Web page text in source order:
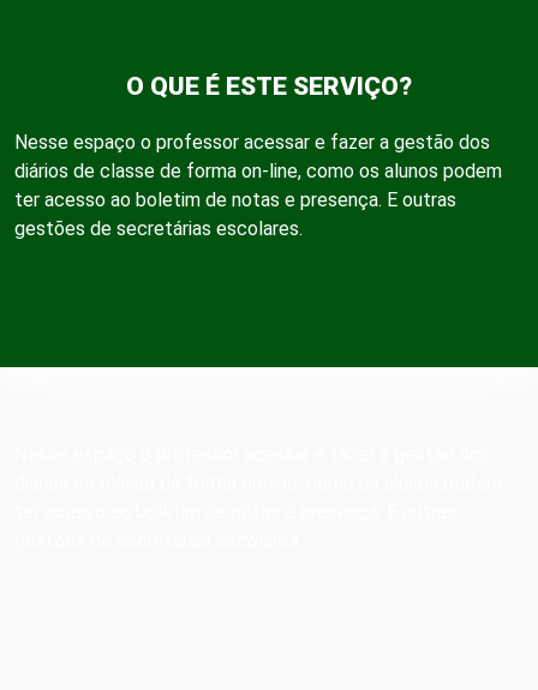
O QUE É ESTE SERVIÇO?
Nesse espaço o professor acessar e fazer a gestão dos
diários de classe de forma on-line, como os alunos podem
ter acesso ao boletim de notas e presença. E outras
gestões de secretárias escolares.